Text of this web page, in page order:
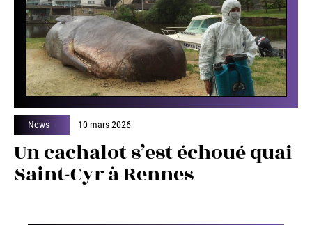
News 10 mars 2026
Un cachalot s’est échoué quai
Saint-Cyr à Rennes